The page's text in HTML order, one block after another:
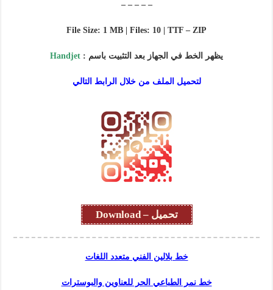
– – – – –
File Size: 1 MB | Files: 10 | TTF – ZIP
يظهر الخط في الجهاز بعد التثبيت باسم : Handjet
لتحميل الملف من خلال الرابط التالي
تحميل – Download
خط بلالين الفني متعدد اللغات
خط نمر الطباعي الحر للعناوين والبوسترات